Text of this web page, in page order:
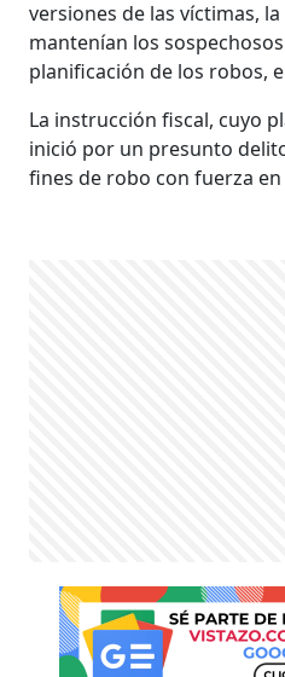
versiones de las víctimas,
mantenían los
planificación de los robos,
La instrucción fiscal, cuyo
inició por un presunto
fines de robo con fuerza en